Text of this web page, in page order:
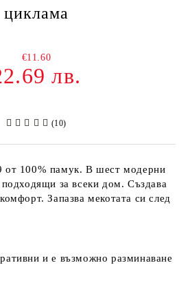
циклама
€11.60
лв.
(10)
от 100% памук. В шест модерни
за всеки дом. Създава
Запазва мекотата си след
и е възможно разминаване